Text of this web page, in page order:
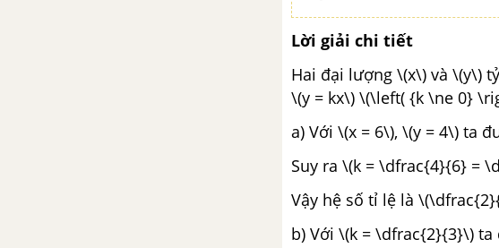
Lời giải chi tiết
Hai đại lượng \(x\) và \(y\)
\(y = kx\) \(\left( {k \ne 0}
a) Với \(x = 6\), \(y = 4\) ta
Suy ra \(k = \dfrac{4}{6} =
Vậy hệ số tỉ lệ là
b) Với \(k = \dfrac{2}{3}\)